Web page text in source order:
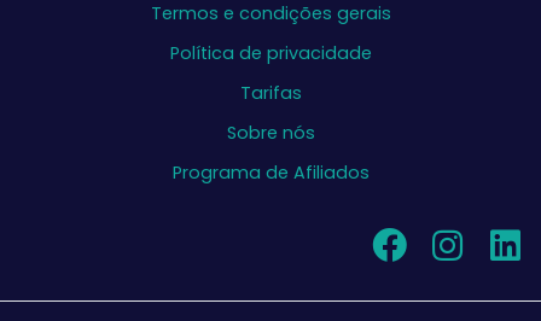
Termos e condições gerais
Política de privacidade
Tarifas
Sobre nós
Programa de Afiliados